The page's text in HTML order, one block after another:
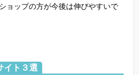
ョップの方が今後は伸びやすいで
イト３選